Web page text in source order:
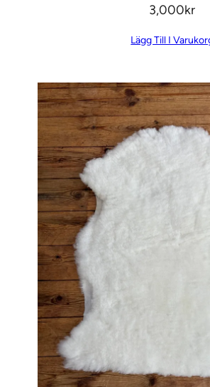
3,000Kr
Lägg Till I